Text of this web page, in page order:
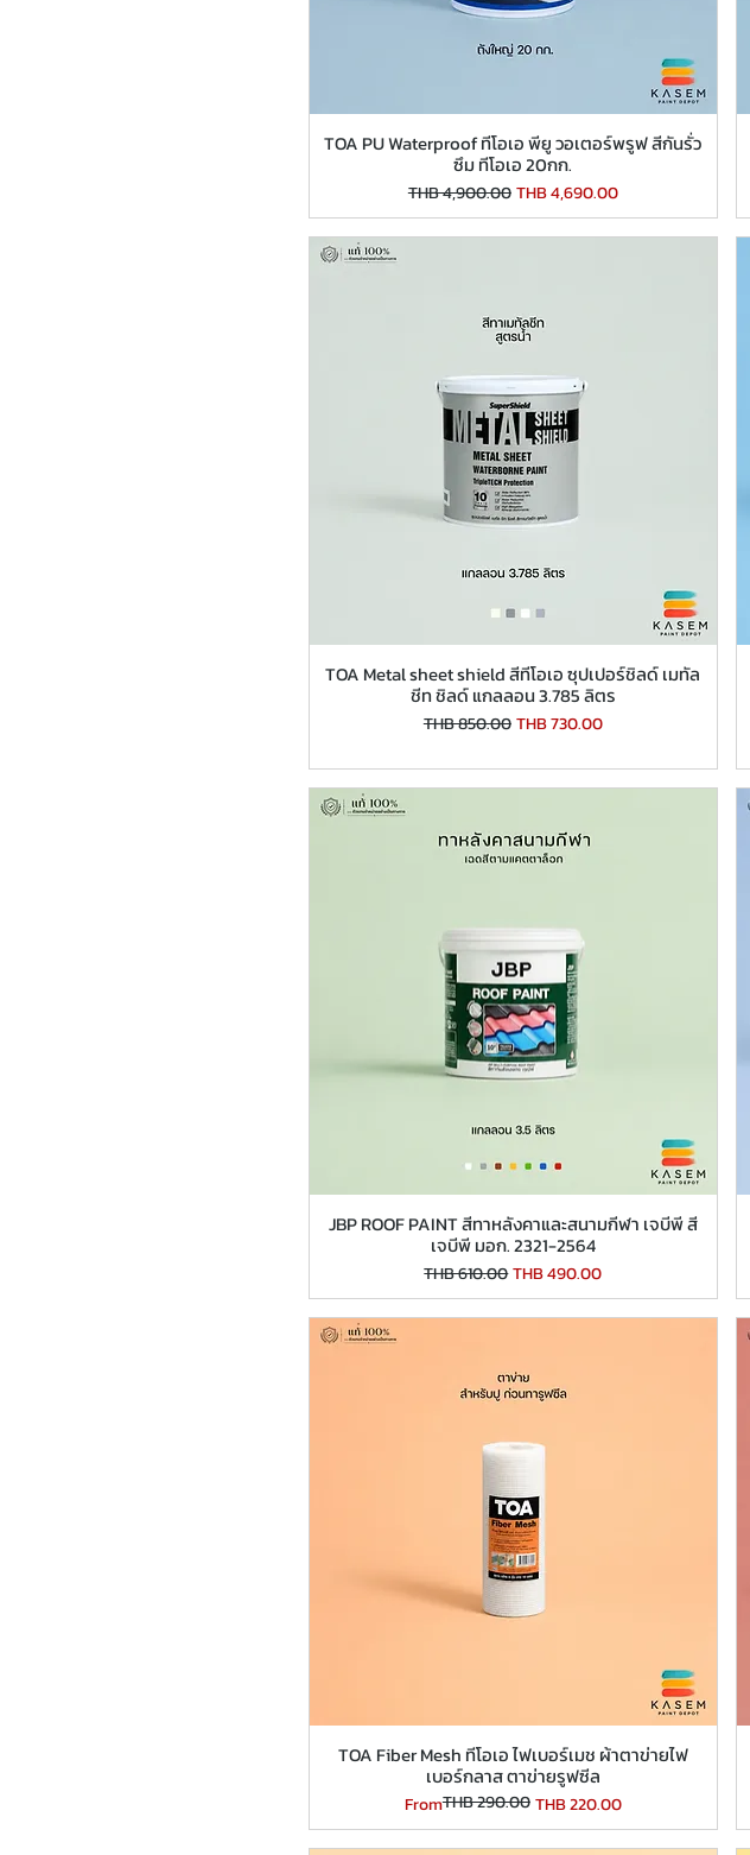
TOA PU Waterproof ทีโอเอ พียู วอเตอร์พรูฟ สีกันรั่ว
ซึม ทีโอเอ 20กก.
Regular Price
THB 4,900.00Sale Price
THB 4,690.00
TOA Metal sheet shield สีทีโอเอ ซุปเปอร์ชิลด์ เมทัล
ชีท ชิลด์ แกลลอน 3.785 ลิตร
Regular Price
THB 850.00Sale Price
THB 730.00
JBP ROOF PAINT สีทาหลังคาและสนามกีฬา เจบีพี สี
เจบีพี มอก. 2321-2564
Regular Price
THB 610.00Sale Price
THB 490.00
TOA Fiber Mesh ทีโอเอ ไฟเบอร์เมช ผ้าตาข่ายไฟ
เบอร์กลาส ตาข่ายรูฟซีล
From
Regular Price
THB 290.00THB 220.00
Sale Price